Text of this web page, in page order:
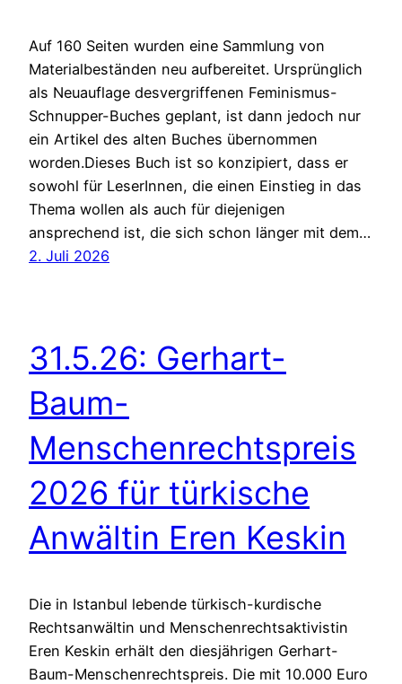
Auf 160 Seiten wurden eine Sammlung von
Materialbeständen neu aufbereitet. Ursprünglich
als Neuauflage desvergriffenen Feminismus-
Schnupper-Buches geplant, ist dann jedoch nur
ein Artikel des alten Buches übernommen
worden.Dieses Buch ist so konzipiert, dass er
sowohl für LeserInnen, die einen Einstieg in das
Thema wollen als auch für diejenigen
ansprechend ist, die sich schon länger mit dem…
2. Juli 2026
31.5.26: Gerhart-
Baum-
Menschenrechtspreis
2026 für türkische
Anwältin Eren Keskin
Die in Istanbul lebende türkisch-kurdische
Rechtsanwältin und Menschenrechtsaktivistin
Eren Keskin erhält den diesjährigen Gerhart-
Baum-Menschenrechtspreis. Die mit 10.000 Euro